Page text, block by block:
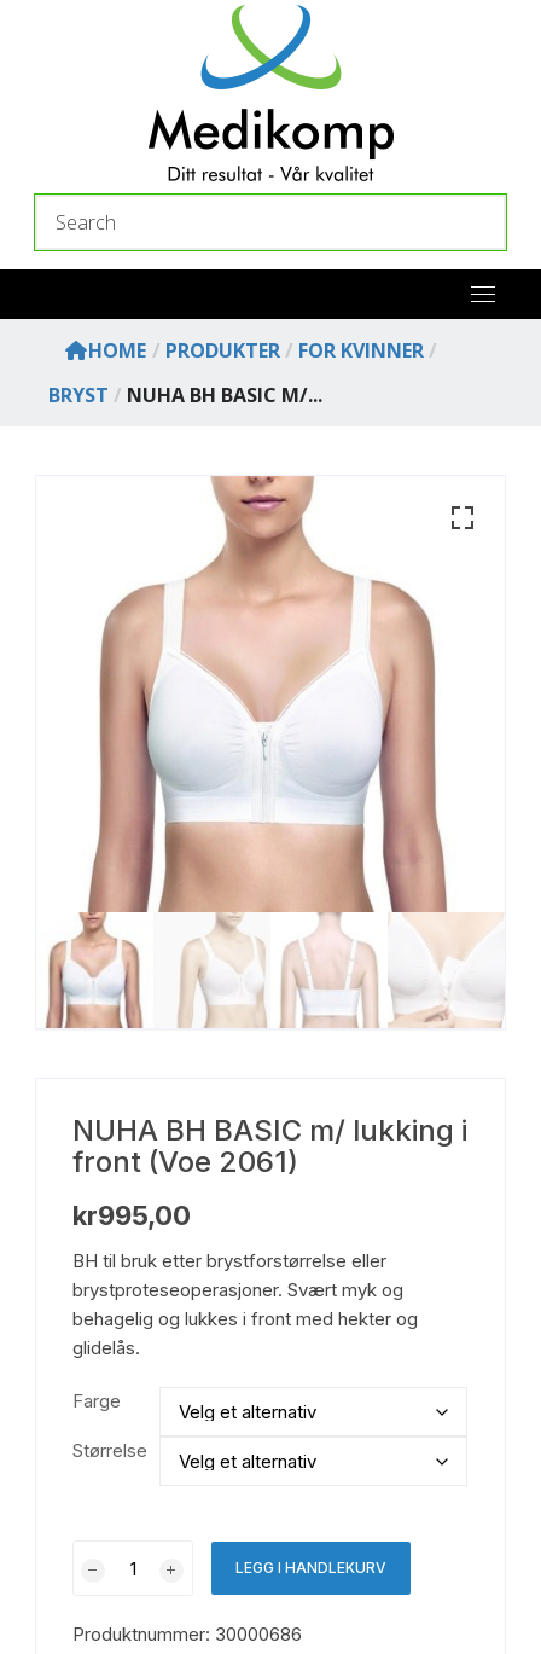
Search
HOME / PRODUKTER/ FOR KVINNER/
BRYST / NUHA BH BASIC M/...
NUHA BH BASIC m/ lukking i
front (Voe 2061)
kr995,00
BH til bruk etter brystforstørrelse eller
brystproteseoperasjoner. Svært myk og
behagelig og lukkes i front med hekter og
glidelås.
Farge
Størrelse
m/
LEGG I HANDLEKURV
Produktnummer: 30000686